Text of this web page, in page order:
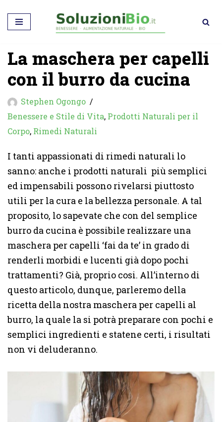
Vai
contenuto
La maschera per capelli
con il burro da cucina
Stephen Ogongo
Benessere e Stile di Vita, Prodotti Naturali per il
Corpo, Rimedi Naturali
I tanti appassionati di rimedi naturali lo
sanno: anche i prodotti naturali più semplici
ed impensabili possono rivelarsi piuttosto
utili per la cura e la bellezza personale. A tal
proposito, lo sapevate che con del semplice
burro da cucina è possibile realizzare una
maschera per capelli ‘fai da te’ in grado di
renderli morbidi e lucenti già dopo pochi
trattamenti? Già, proprio cosi. All’interno di
questo articolo, dunque, parleremo della
ricetta della nostra maschera per capelli al
burro, la quale la si potrà preparare con pochi e
semplici ingredienti e statene certi, i risultati
non vi deluderanno.